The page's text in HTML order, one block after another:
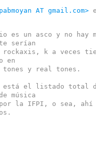
AT gmail.com>
es un asco y no hay
serían
rockaxis, k a veces
en
tones y real tones.
está el listado total
música
la IFPI, o sea, ahí